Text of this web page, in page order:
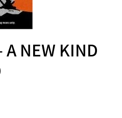
A NEW KIND